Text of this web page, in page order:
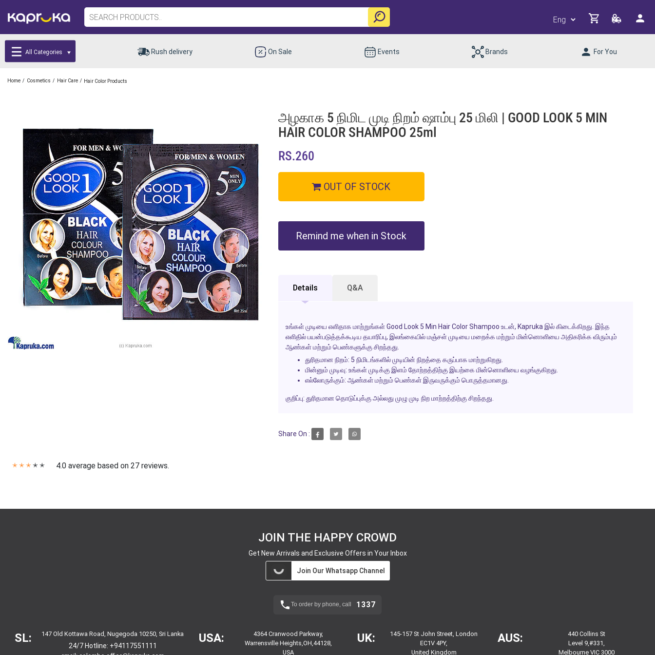
All Categories Rush delivery On Sale Events Brands For You
Home / Cosmetics / Hair Care / Hair Color Products
அழகாக 5 நிமிட முடி நிறம் ஷாம்பு 25 மிலி | GOOD LOOK 5 MIN
HAIR COLOR SHAMPOO 25ml
RS.260
OUT OF STOCK
Remind me when in Stock
Details Q&A
உங்கள் முடியை எளிதாக மாற்றுங்கள் Good Look 5 Min Hair Color Shampoo உடன், Kapruka இல் கிடைக்கிறது. இந்த
எளிதில் பயன்படுத்தக்கூடிய தயாரிப்பு, இலங்கையில் மஞ்சள் முடியை மறைக்க மற்றும் மின்னொளியை அதிகரிக்க விரும்பும்
ஆண்கள் மற்றும் பெண்களுக்கு சிறந்தது.
துரிதமான நிறம்: 5 நிமிடங்களில் முடியின் நிறத்தை கருப்பாக மாற்றுகிறது.
மின்னும் முடிவு: உங்கள் முடிக்கு இளம் தோற்றத்திற்கு இயற்கை மின்னொளியை வழங்குகிறது.
எல்லோருக்கும்: ஆண்கள் மற்றும் பெண்கள் இருவருக்கும் பொருத்தமானது.
குறிப்பு: துரிதமான தொடுப்புக்கு அல்லது முழு முடி நிற மாற்றத்திற்கு சிறந்தது.
Share On :
✭ ✭ ✭ ✭ ✭ 4.0 average based on 27 reviews.
JOIN THE HAPPY CROWD
Get New Arrivals and Exclusive Offers in Your Inbox
Join Our Whatsapp Channel
To order by phone, call 1337
SL: 147 Old Kottawa Road, Nugegoda 10250, Sri Lanka
24/7 Hotline: +94117551111
USA:
4364 Cranwood Parkway,
Warrensville Heights,OH,44128,
USA
UK:
145-157 St John Street, London
EC1V 4PY,
United Kingdom
AUS:
440 Collins St
Level 9,#331,
Melbourne VIC 3000